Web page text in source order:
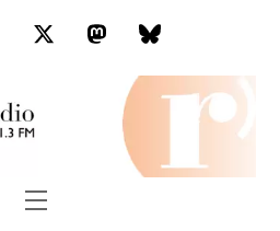
TwitterMastodonBluesky
Menu